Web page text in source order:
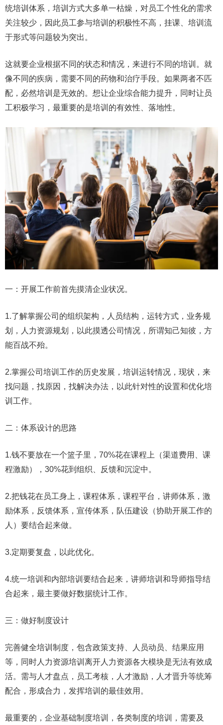
统培训体系，培训方式大多单一枯燥，对员工个性化的需求
关注较少，因此员工参与培训的积极性不高，挂课、培训流
于形式等问题较为突出。
这就要企业根据不同的状态和情况，来进行不同的培训。就
像不同的疾病，需要不同的药物和治疗手段。如果两者不匹
配，必然培训是无效的。想让企业综合能力提升，同时让员
工积极学习，最重要的是培训的有效性、落地性。
一：开展工作前首先摸清企业状况。
1.了解掌握公司的组织架构，人员结构，运转方式，业务规
划，人力资源规划，以此摸透公司情况，所谓知己知彼，方
能百战不殆。
2.掌握公司培训工作的历史发展，培训运转情况，现状，来
找问题，找原因，找解决办法，以此针对性的设置和优化培
训工作。
二：体系设计的思路
1.钱不要放在一个篮子里，70%花在课程上（渠道费用、课
程激励），30%花到组织、反馈和沉淀中。
2.把钱花在员工身上，课程体系，课程平台，讲师体系，激
励体系，反馈体系，宣传体系，队伍建设（协助开展工作的
人）要结合起来做。
3.定期要复盘，以此优化。
4.统一培训和内部培训要结合起来，讲师培训和导师指导结
合起来，最主要做好数据统计工作。
三：做好制度设计
完善健全培训制度，包含政策支持、人员动员、结果应用
等，同时人力资源培训离开人力资源各大模块是无法有效成
活。需与人才盘点，员工考核，人才激励，人才晋升等统筹
配合，形成合力，发挥培训的最佳效用。
最重要的，企业基础制度培训，各类制度的培训，需要及